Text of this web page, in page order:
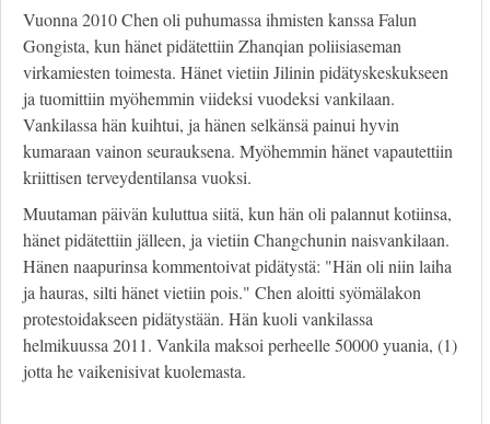
Vuonna 2010 Chen oli puhumassa ihmisten kanssa Falun
Gongista, kun hänet pidätettiin Zhanqian poliisiaseman
virkamiesten toimesta. Hänet vietiin Jilinin pidätyskeskukseen
ja tuomittiin myöhemmin viideksi vuodeksi vankilaan.
Vankilassa hän kuihtui, ja hänen selkänsä painui hyvin
kumaraan vainon seurauksena. Myöhemmin hänet vapautettiin
kriittisen terveydentilansa vuoksi.
Muutaman päivän kuluttua siitä, kun hän oli palannut kotiinsa,
hänet pidätettiin jälleen, ja vietiin Changchunin naisvankilaan.
Hänen naapurinsa kommentoivat pidätystä: "Hän oli niin laiha
ja hauras, silti hänet vietiin pois." Chen aloitti syömälakon
protestoidakseen pidätystään. Hän kuoli vankilassa
helmikuussa 2011. Vankila maksoi perheelle 50000 yuania, (1)
jotta he vaikenisivat kuolemasta.